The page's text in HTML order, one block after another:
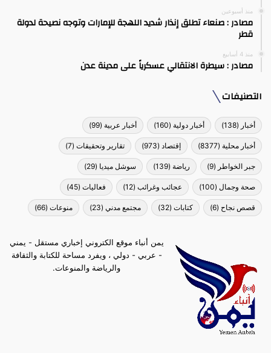
منذ أسبوعين
مصادر : صنعاء تطلق إنذار شديد اللهجة للإمارات وتوجه نصيحة لدولة
قطر
منذ 4 أسابيع
مصادر : سيطرة الانتقالي عسكرياً على مدينة عدن
التصنيفات
أخبار (138) أخبار دولية (160) أخبار عربية (99)
أخبار محلية (8377) إقتصاد (973) تقارير وتحقيقات (7)
جبر الخواطر (9) رياضة (139) سوشل ميديا (29)
صحة وجمال (100) عجائب وغرائب (12) فعاليات (45)
قصص نجاح (6) كتابات (32) مجتمع مدني (23) منوعات (66)
يمن أنباء موقع الكتروني إخباري مستقل - يمني
- عربي - دولي ، ويفرد مساحة للكتابة والثقافة
والرياضة والمنوعات.